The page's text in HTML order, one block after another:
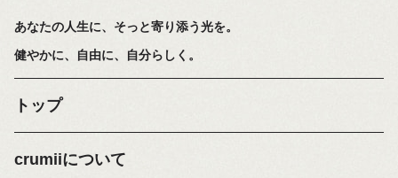
あなたの人生に、そっと寄り添う光を。
健やかに、自由に、自分らしく。
トップ
crumiiについて